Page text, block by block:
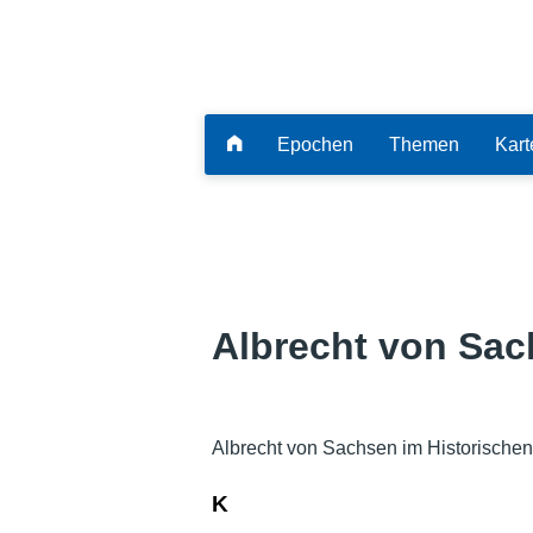
Epochen Themen
Albrecht von
Albrecht von Sachsen im
K